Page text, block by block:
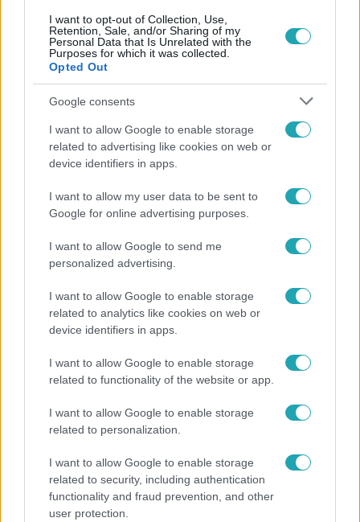
I want to opt-out of Collection, Use,
Retention, Sale, and/or Sharing of my
Personal Data that Is Unrelated with the
Purposes for which it was collected.
Opted Out
Google consents
I want to allow Google to enable storage
related to advertising like cookies on web or
device identifiers in apps.
I want to allow my user data to be sent to
Google for online advertising purposes.
I want to allow Google to send me
personalized advertising.
I want to allow Google to enable storage
related to analytics like cookies on web or
device identifiers in apps.
I want to allow Google to enable storage
related to functionality of the website or app.
I want to allow Google to enable storage
related to personalization.
I want to allow Google to enable storage
related to security, including authentication
functionality and fraud prevention, and other
user protection.
Az RTL Híradó riportja után renndőrök és
Átvonul a hidegfront az országon – így alakul a
hőmérséklet a hét második felében